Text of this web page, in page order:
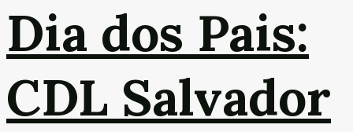
Dia dos Pais:
CDL Salvador